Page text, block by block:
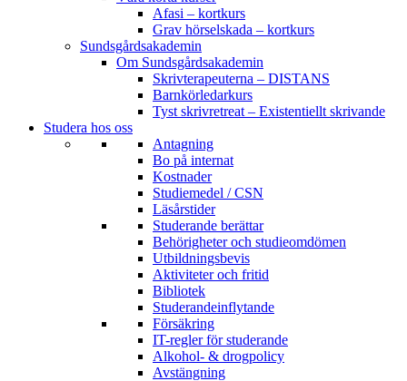
Afasi – kortkurs
Grav hörselskada – kortkurs
Sundsgårdsakademin
Om Sundsgårdsakademin
Skrivterapeuterna – DISTANS
Barnkörledarkurs
Tyst skrivretreat – Existentiellt skrivande
Studera hos oss
Antagning
Bo på internat
Kostnader
Studiemedel / CSN
Läsårstider
Studerande berättar
Behörigheter och studieomdömen
Utbildningsbevis
Aktiviteter och fritid
Bibliotek
Studerandeinflytande
Försäkring
IT-regler för studerande
Alkohol- & drogpolicy
Avstängning